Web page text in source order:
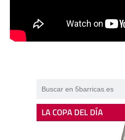
LA COPA DEL DÍA